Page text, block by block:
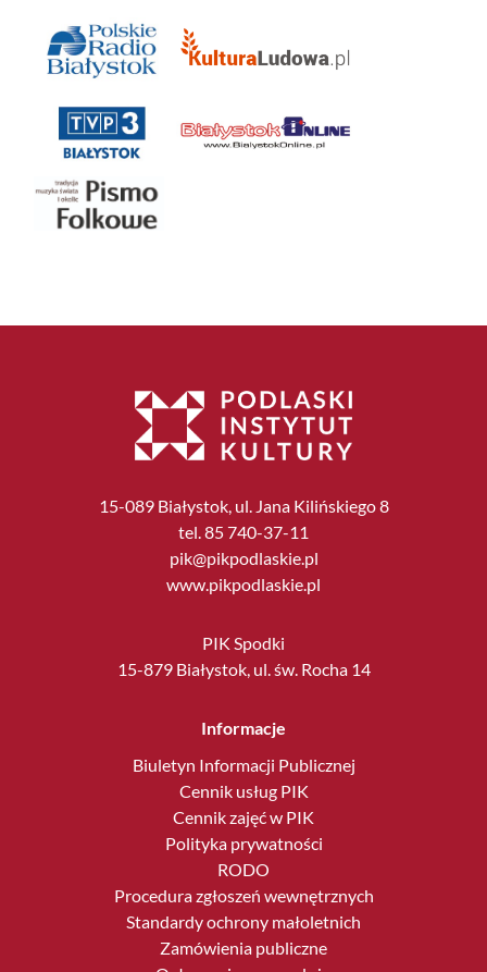
15-089 Białystok, ul. Jana Kilińskiego 8
tel. 85 740-37-11
pik@pikpodlaskie.pl
www.pikpodlaskie.pl
PIK Spodki
15-879 Białystok, ul. św. Rocha 14
Informacje
Biuletyn Informacji Publicznej
Cennik usług PIK
Cennik zajęć w PIK
Polityka prywatności
RODO
Procedura zgłoszeń wewnętrznych
Standardy ochrony małoletnich
Zamówienia publiczne